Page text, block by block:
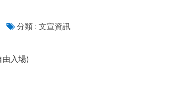
分類 : 文宣資訊
入場)